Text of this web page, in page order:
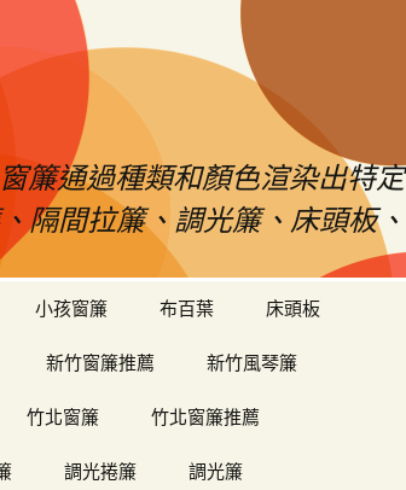
簾通過種類和顏色渲染出特定
隔間拉簾、調光簾、床頭板、
小孩窗簾 布百葉 床頭板
新竹窗簾推薦 新竹風琴簾
竹北窗簾 竹北窗簾推薦
調光捲簾 調光簾